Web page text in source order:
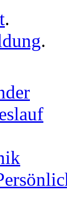
.
.